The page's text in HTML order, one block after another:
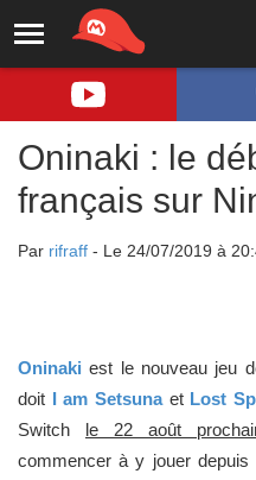
Oninaki : le
français sur
Par rifraff - Le 24/07/2019 à
Oninaki est le nouveau jeu
doit I am Setsunaet Lost
Switch le 22 août
commencer à y jouer depuis